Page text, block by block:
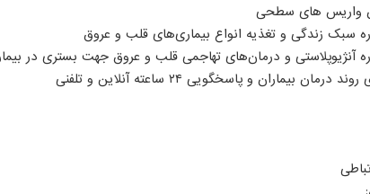
واریس های سطحی
سبک زندگی و تغذیه انواع بیماری‌های قلب و عروق
آنژیوپلاستی و درمان‌های تهاجمی قلب و عروق جهت بستری در
درمان بیماران و پاسخگویی ۲۴ ساعته آنلاین و تلفنی